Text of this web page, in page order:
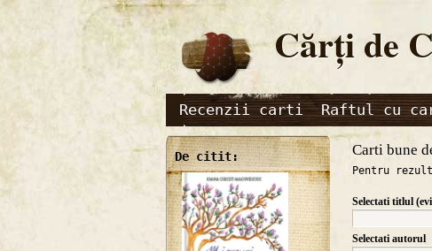
Cărţi de
Recenzii carti Raftul cu
De citit: Carti bune
Pentru
Selectati titlul
Selectati autorul